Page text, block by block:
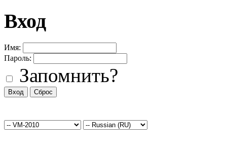
Вход
Имя:
Пароль:
Запомнить?